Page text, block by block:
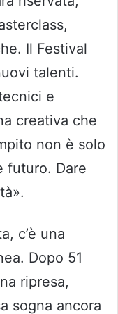
Il Festival
talenti.
e
creativa che
non è solo
futuro. Dare
c’è una
Dopo 51
ripresa,
sogna ancora